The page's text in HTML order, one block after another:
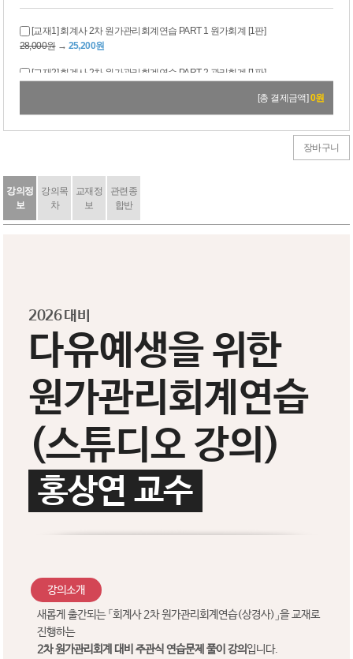
[교재1] 회계사 2차 원가관리회계연습 PART 1 원가회계 [1판]
28,000원→ 25,200원
[교재2] 회계사 2차 원가관리회계연습 PART 2 관리회계 [1판]
[총 결제금액] 0원
장바구니
강의정
보
강의목
차
교재정
보
관련종
합반
2026 대비
다유예생을 위한
원가관리회계연습
(스튜디오 강의)
홍상연 교수
강의소개
새롭게 출간되는 「회계사 2차 원가관리회계연습(상경사)」을 교재로
진행하는
2차 원가관리회계 대비 주관식 연습문제 풀이 강의입니다.